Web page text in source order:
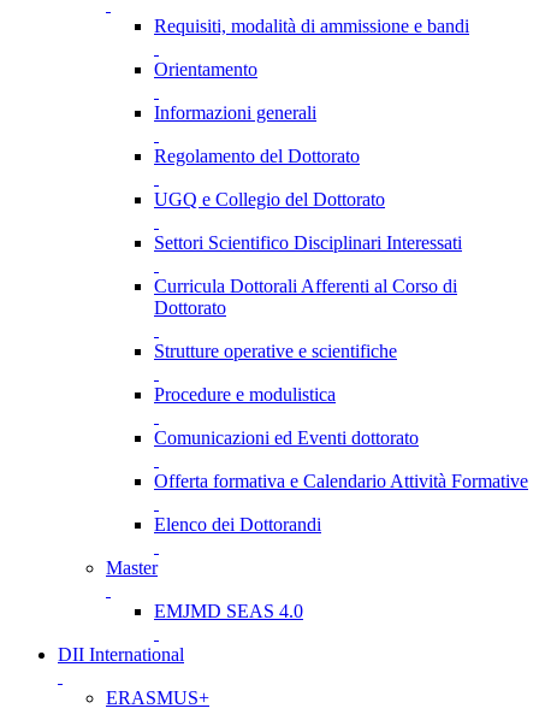
Requisiti, modalità di ammissione e bandi
Orientamento
Informazioni generali
Regolamento del Dottorato
UGQ e Collegio del Dottorato
Settori Scientifico Disciplinari Interessati
Curricula Dottorali Afferenti al Corso di
Dottorato
Strutture operative e scientifiche
Procedure e modulistica
Comunicazioni ed Eventi dottorato
Offerta formativa e Calendario Attività Formative
Elenco dei Dottorandi
Master
EMJMD SEAS 4.0
DII International
ERASMUS+